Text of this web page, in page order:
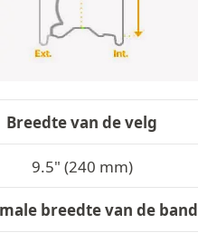
Breedte van de velg
9.5" (240 mm)
breedte van de band